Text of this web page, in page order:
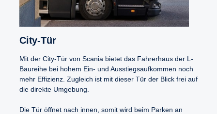
City-​Tür
Mit der City-Tür von Scania bietet das Fahrerhaus der L-
Baureihe bei hohem Ein- und Ausstiegsaufkommen noch
mehr Effizienz. Zugleich ist mit dieser Tür der Blick frei auf
die direkte Umgebung.
Die Tür öffnet nach innen, somit wird beim Parken an